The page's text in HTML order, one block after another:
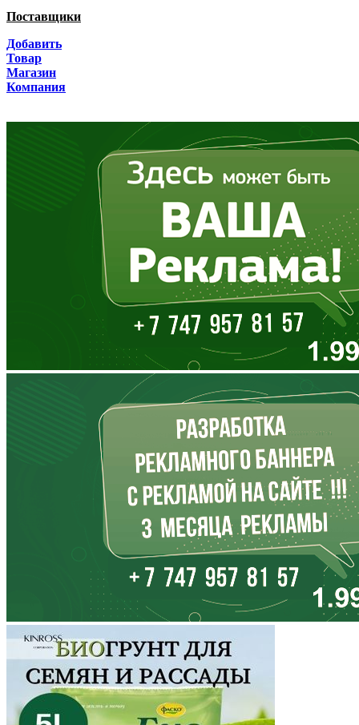
Волгоградская область
Вологодская область
Дагестан
Еврейская АО
Забайкальский край
Запорожская область
Ивановская область
Иркутская область
Кабардино-Балкария
Калининградская область
Калмыкия
Калужская область
Камчатский край
Карачаево-Черкесия
Карелия
Кемеровская область
Кировская область
Поставщики
Добавить
Товар
Магазин
Компания